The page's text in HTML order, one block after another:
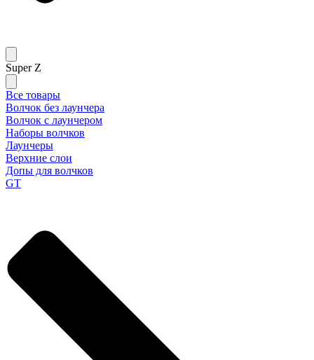
Super Z
Все товары
Волчок без лаунчера
Волчок с лаунчером
Наборы волчков
Лаунчеры
Верхние слои
Допы для волчков
GT